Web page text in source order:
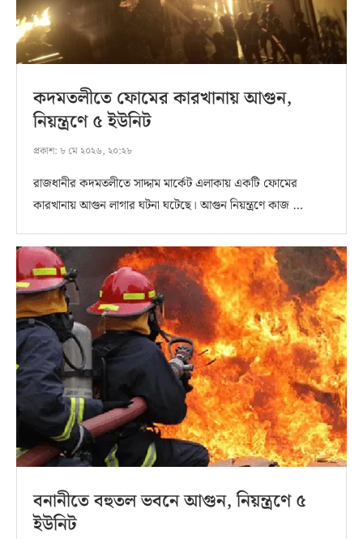
কদমতলীতে ফোমের কারখানায় আগুন,
নিয়ন্ত্রণে ৫ ইউনিট
প্রকাশ: ৮ মে ২০২৬, ২০:২৮
রাজধানীর কদমতলীতে সাদ্দাম মার্কেট এলাকায় একটি ফোমের
কারখানায় আগুন লাগার ঘটনা ঘটেছে। আগুন নিয়ন্ত্রণে কাজ …
বনানীতে বহুতল ভবনে আগুন, নিয়ন্ত্রণে ৫
ইউনিট